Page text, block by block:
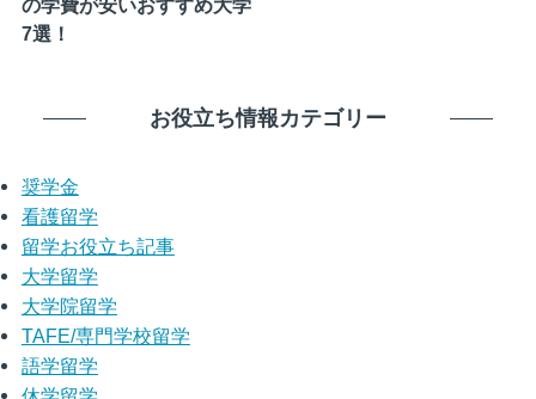
の学費が安いおすすめ大学
7選！
お役立ち情報カテゴリー
奨学金
看護留学
留学お役立ち記事
大学留学
大学院留学
TAFE/専門学校留学
語学留学